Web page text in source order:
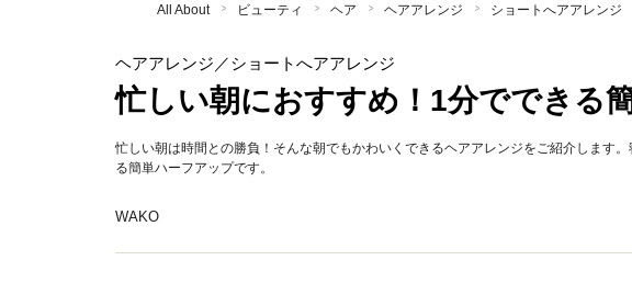
All About ビューティ ヘア ヘアアレンジ ショートへアアレンジ
ヘアアレンジ ／ショートへアアレンジ
忙しい朝におすすめ！1分でできる
忙しい朝は時間との勝負！そんな朝でもかわいくできるヘアアレンジをご紹介します
る簡単ハーフアップです。
WAKO